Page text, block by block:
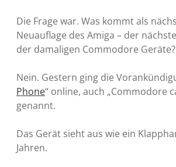
Die Frage war. Was kommt als
Neuauflage des Amiga – der
der damaligen Commodore Geräte?
Nein. Gestern ging die
Phone“ online, auch „Commodore
genannt.
Das Gerät sieht aus wie ein
Jahren.